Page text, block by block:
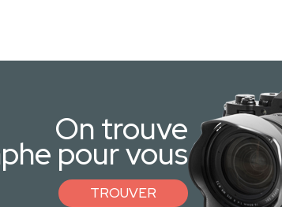
On trouve
pour vous
TROUVER